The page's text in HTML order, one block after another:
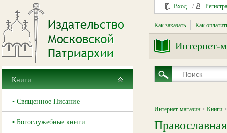
Вход /
Как заказать Как
Интернет-
Книги
▪ Священное Писание
▪ Богослужебные книги
Интернет-магазин > Книги